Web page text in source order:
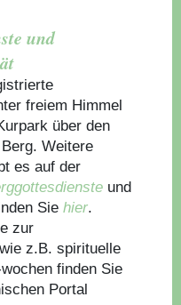
und
freiem Himmel
über den
Weitere
es auf der
und
Sie hier.
zur
z.B. spirituelle
finden Sie
Portal